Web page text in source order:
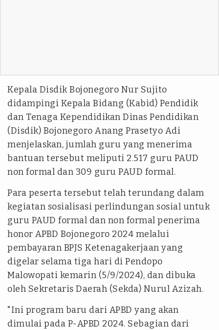
Kepala Disdik Bojonegoro Nur Sujito
didampingi Kepala Bidang (Kabid) Pendidik
dan Tenaga Kependidikan Dinas Pendidikan
(Disdik) Bojonegoro Anang Prasetyo Adi
menjelaskan, jumlah guru yang menerima
bantuan tersebut meliputi 2.517 guru PAUD
non formal dan 309 guru PAUD formal.
Para peserta tersebut telah terundang dalam
kegiatan sosialisasi perlindungan sosial untuk
guru PAUD formal dan non formal penerima
honor APBD Bojonegoro 2024 melalui
pembayaran BPJS Ketenagakerjaan yang
digelar selama tiga hari di Pendopo
Malowopati kemarin (5/9/2024), dan dibuka
oleh Sekretaris Daerah (Sekda) Nurul Azizah.
"Ini program baru dari APBD yang akan
dimulai pada P-APBD 2024. Sebagian dari